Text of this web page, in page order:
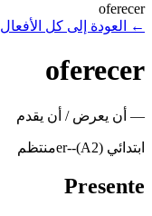
oferecer
←
العودة إلى كل الأفعال
oferecer
— أن يعرض / أن يقدم
ابتدائي (A2) -
-er منتظم
Presente